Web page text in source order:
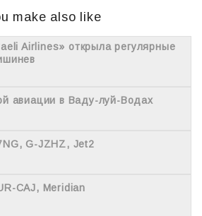
make also like
Airlines» открыла регулярные
авиации в Ваду-луй-Водах
G-JZHZ, Jet2
CAJ, Meridian